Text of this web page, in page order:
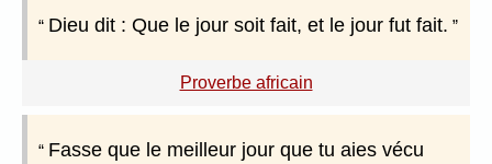
Dieu dit : Que le jour soit fait, et le jour fut fait.
Proverbe africain
Fasse que le meilleur jour que tu aies vécu